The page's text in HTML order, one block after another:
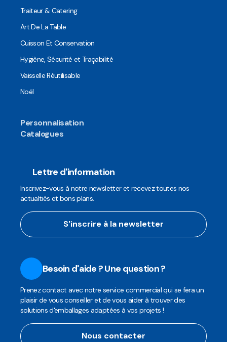
Traiteur & Catering
Art De La Table
Cuisson Et Conservation
Hygiène, Sécurité et Traçabilité
Vaisselle Réutilisable
Noël
Personnalisation
Catalogues
Lettre d'information
Inscrivez-vous à notre newsletter et recevez toutes nos
actualtiés et bons plans.
S'inscrire à la newsletter
Besoin d'aide ? Une question ?
Prenez contact avec notre service commercial qui se fera un
plaisir de vous conseiller et de vous aider à trouver des
solutions d'emballages adaptées à vos projets !
Nous contacter